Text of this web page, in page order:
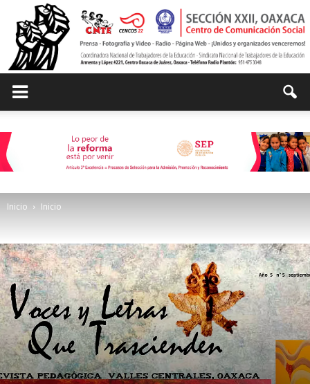
de
Social
de
Inicio Inicio